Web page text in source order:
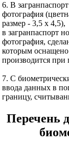
6. В
фотография
размер - 3,5 х 4,5),
в загранпаспорт
фотография,
которым
производится при
7. С
ввода данных в
границу,
Перечень